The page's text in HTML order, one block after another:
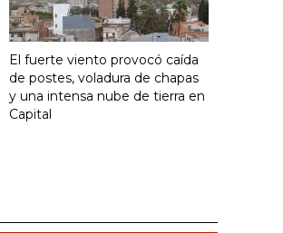
El fuerte viento provocó caída
de postes, voladura de chapas
y una intensa nube de tierra en
Capital